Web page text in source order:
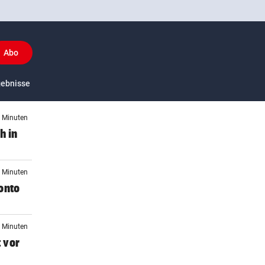
Abo
US-Sport
Minuten
in
Minuten
Minuten
vor